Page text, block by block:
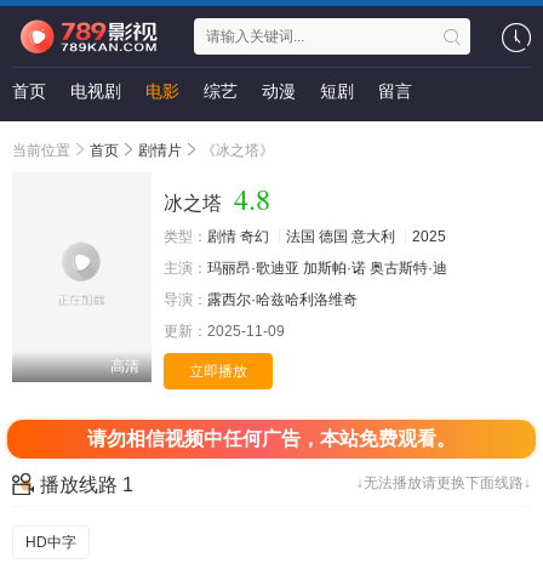
首页 电视剧 电影 综艺 动漫 短剧 留言
当前位置 首页 剧情片 《冰之塔》
高清
冰之塔 4.8
类型： 剧情 奇幻 法国 德国 意大利
2025
主演： 玛丽昂·歌迪亚 加斯帕·诺 奥古斯特·迪
导演： 露西尔·哈兹哈利洛维奇
更新： 2025-11-09
立即播放
请勿相信视频中任何广告，本站免费观看。
↓无法播放请更换下面线路↓
播放线路 1
HD中字